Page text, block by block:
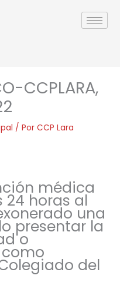
CCPLARA,
/ Por CCP Lara
médica
24 horas al
una
presentar la
o
del